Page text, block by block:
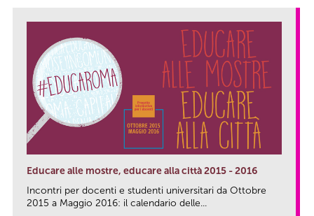
Educare alle mostre, educare alla città 2015 - 2016
Incontri per docenti e studenti universitari da Ottobre
2015 a Maggio 2016: il calendario delle...